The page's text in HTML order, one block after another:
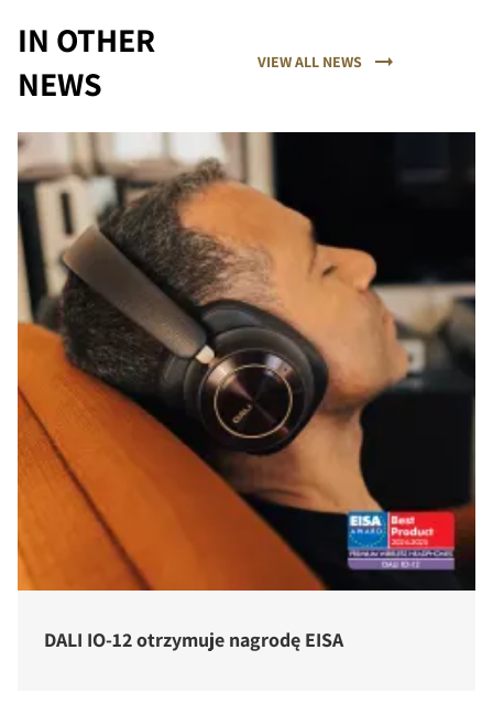
IN OTHER
NEWS
VIEW ALL NEWS
DALI IO-12 otrzymuje nagrodę EISA
PORÓWNAJ PRODUKTY